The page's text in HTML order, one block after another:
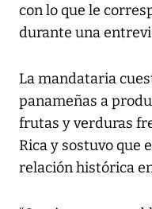
con lo que le
durante una
La mandataria
panameñas a
frutas y verduras
Rica y sostuvo que
relación histórica